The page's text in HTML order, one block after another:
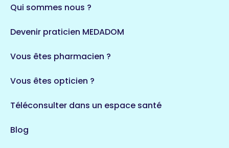
124 espaces de santé
Auvergne-Rhône-Alpes
720 espaces de santé
Maine-et-Loire
Loiret
1 espaces de santé
Qui sommes nous ?
Devenir praticien MEDADOM
Vous êtes pharmacien ?
Vous êtes opticien ?
Téléconsulter dans un espace santé
Blog